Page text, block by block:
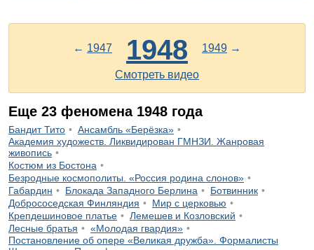
← 1947 1948 1949 →
Смотреть видео
Еще 23 феномена 1948 года
Бандит Тито
Ансамбль «Берёзка»
Академия художеств. Ликвидирован ГМНЗИ. Жанровая
живопись
Костюм из Бостона
Безродные космополиты. «Россия родина слонов»
Габардин
Блокада Западного Берлина
Ботвинник
Добрососедская Финляндия
Мир с церковью
Крепдешиновое платье
Лемешев и Козловский
Лесные братья
«Молодая гвардия»
Постановление об опере «Великая дружба». Формалисты